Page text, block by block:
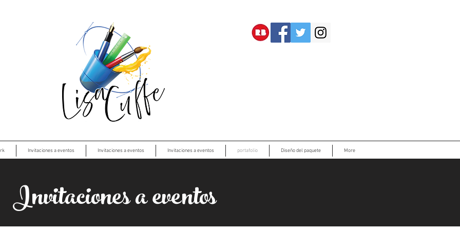
Invitaciones a eventos Invitaciones a eventos Invitaciones a eventos portafolio Diseño del paquete More
Invitaciones a eventos